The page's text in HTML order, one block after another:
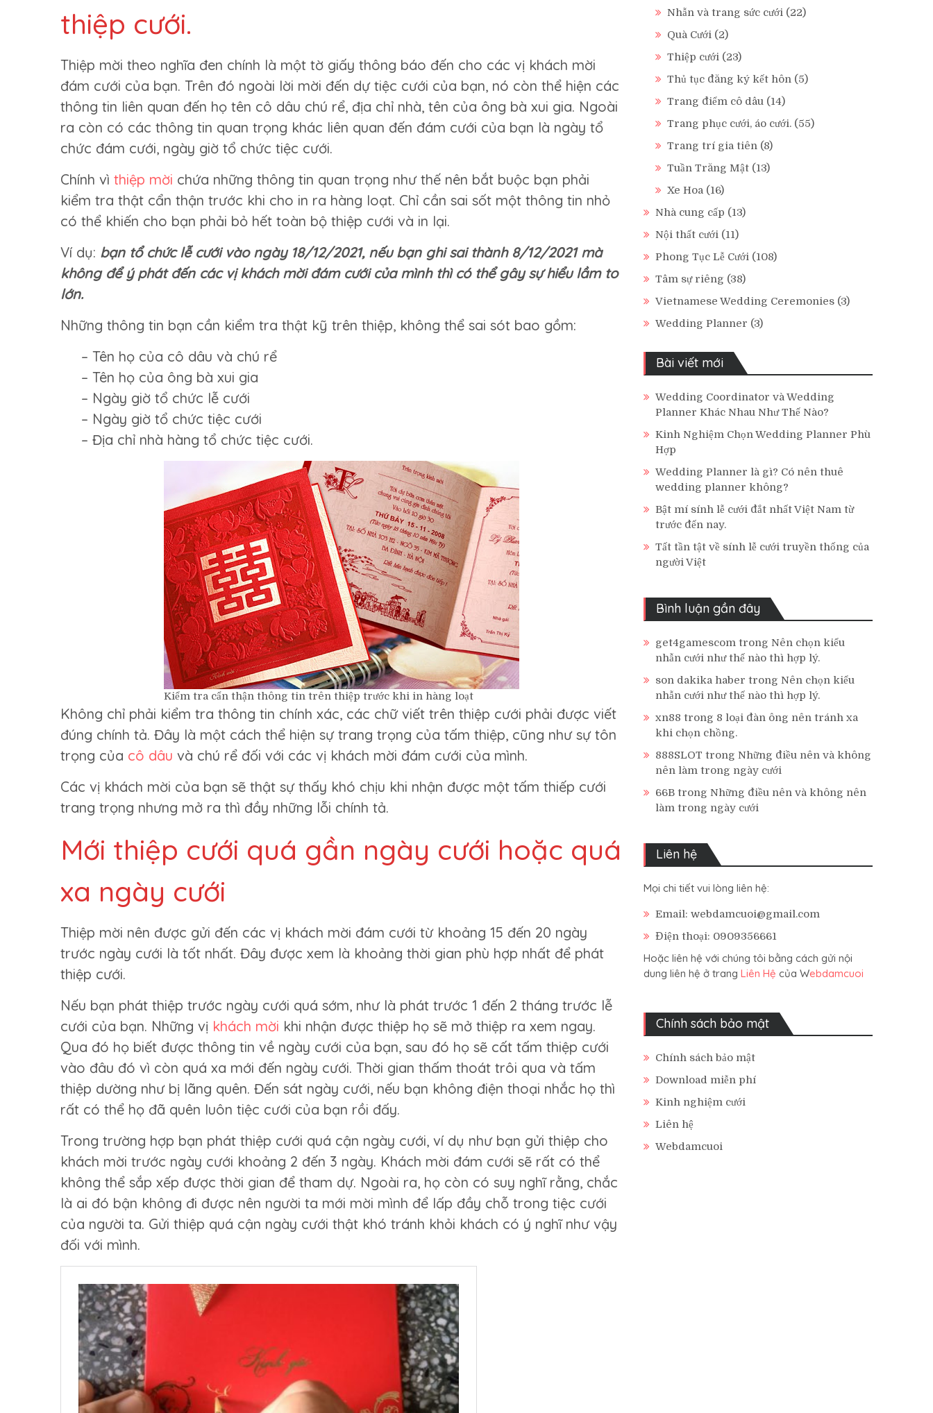
thiệp cưới.
Thiệp mời theo nghĩa đen chính là một tờ giấy thông báo đến cho các vị khách mời
đám cưới của bạn. Trên đó ngoài lời mời đến dự tiệc cưới của bạn, nó còn thể hiện các
thông tin liên quan đến họ tên cô dâu chú rể, địa chỉ nhà, tên của ông bà xui gia. Ngoài
ra còn có các thông tin quan trọng khác liên quan đến đám cưới của bạn là ngày tổ
chức đám cưới, ngày giờ tổ chức tiệc cưới.
Chính vì thiệp mời chứa những thông tin quan trọng như thế nên bắt buộc bạn phải
kiểm tra thật cẩn thận trước khi cho in ra hàng loạt. Chỉ cần sai sốt một thông tin nhỏ
có thể khiến cho bạn phải bỏ hết toàn bộ thiệp cưới và in lại.
Ví dụ: bạn tổ chức lễ cưới vào ngày 18/12/2021, nếu bạn ghi sai thành 8/12/2021 mà
không để ý phát đến các vị khách mời đám cưới của mình thì có thể gây sự hiểu lầm to
lớn.
Những thông tin bạn cần kiểm tra thật kỹ trên thiệp, không thể sai sót bao gồm:
– Tên họ của cô dâu và chú rể
– Tên họ của ông bà xui gia
– Ngày giờ tổ chức lễ cưới
– Ngày giờ tổ chức tiệc cưới
– Địa chỉ nhà hàng tổ chức tiệc cưới.
Kiểm tra cẩn thận thông tin trên thiệp trước khi in hàng loạt
Không chỉ phải kiểm tra thông tin chính xác, các chữ viết trên thiệp cưới phải được viết
đúng chính tả. Đây là một cách thể hiện sự trang trọng của tấm thiệp, cũng như sự tôn
trọng của cô dâu và chú rể đối với các vị khách mời đám cưới của mình.
Các vị khách mời của bạn sẽ thật sự thấy khó chịu khi nhận được một tấm thiếp cưới
trang trọng nhưng mở ra thì đầy những lỗi chính tả.
Mới thiệp cưới quá gần ngày cưới hoặc quá
xa ngày cưới
Thiệp mời nên được gửi đến các vị khách mời đám cưới từ khoảng 15 đến 20 ngày
trước ngày cưới là tốt nhất. Đây được xem là khoảng thời gian phù hợp nhất để phát
thiệp cưới.
Nếu bạn phát thiệp trước ngày cưới quá sớm, như là phát trước 1 đến 2 tháng trước lễ
cưới của bạn. Những vị khách mời khi nhận được thiệp họ sẽ mở thiệp ra xem ngay.
Qua đó họ biết được thông tin về ngày cưới của bạn, sau đó họ sẽ cất tấm thiệp cưới
vào đâu đó vì còn quá xa mới đến ngày cưới. Thời gian thấm thoát trôi qua và tấm
thiệp dường như bị lãng quên. Đến sát ngày cưới, nếu bạn không điện thoại nhắc họ thì
rất có thể họ đã quên luôn tiệc cưới của bạn rồi đấy.
Trong trường hợp bạn phát thiệp cưới quá cận ngày cưới, ví dụ như bạn gửi thiệp cho
khách mời trước ngày cưới khoảng 2 đến 3 ngày. Khách mời đám cưới sẽ rất có thể
không thể sắp xếp được thời gian để tham dự. Ngoài ra, họ còn có suy nghĩ rằng, chắc
là ai đó bận không đi được nên người ta mới mời mình để lấp đầy chỗ trong tiệc cưới
của người ta. Gửi thiệp quá cận ngày cưới thật khó tránh khỏi khách có ý nghĩ như vậy
đối với mình.
Nhẫn và trang sức cưới (22)
Quà Cưới (2)
Thiệp cưới (23)
Thủ tục đăng ký kết hôn (5)
Trang điểm cô dâu (14)
Trang phục cưới, áo cưới. (55)
Trang trí gia tiên (8)
Tuần Trăng Mật (13)
Xe Hoa (16)
Nhà cung cấp (13)
Nội thất cưới (11)
Phong Tục Lễ Cưới (108)
Tâm sự riêng (38)
Vietnamese Wedding Ceremonies (3)
Wedding Planner (3)
Bài viết mới
Wedding Coordinator và Wedding
Planner Khác Nhau Như Thế Nào?
Kinh Nghiệm Chọn Wedding Planner Phù
Hợp
Wedding Planner là gì? Có nên thuê
wedding planner không?
Bật mí sính lễ cưới đắt nhất Việt Nam từ
trước đến nay.
Tất tần tật về sính lễ cưới truyền thống của
người Việt
Bình luận gần đây
get4gamescom trong Nên chọn kiểu
nhẫn cưới như thế nào thì hợp lý.
son dakika haber trong Nên chọn kiểu
nhẫn cưới như thế nào thì hợp lý.
xn88 trong 8 loại đàn ông nên tránh xa
khi chọn chồng.
888SLOT trong Những điều nên và không
nên làm trong ngày cưới
66B trong Những điều nên và không nên
làm trong ngày cưới
Liên hệ
Mọi chi tiết vui lòng liên hệ:
Email: webdamcuoi@gmail.com
Điện thoại: 0909356661
Hoặc liên hệ với chúng tôi bằng cách gửi nội
dung liên hệ ở trang Liên Hệ của Webdamcuoi
Chính sách bảo mật
Chính sách bảo mật
Download miễn phí
Kinh nghiệm cưới
Liên hệ
Webdamcuoi